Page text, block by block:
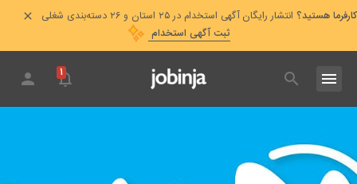
کارفرما هستید؟ انتشار رایگان آگهی استخدام در ۲۵ استان و ۲۶ دسته‌بندی شغلی
ثبت آگهی استخدام
۱